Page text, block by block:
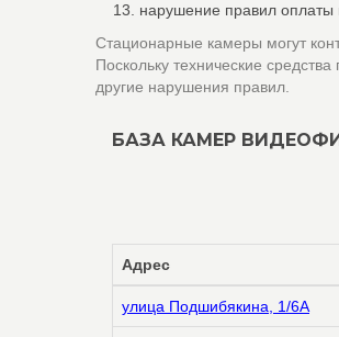
нарушение правил оплаты
Стационарные камеры могут
Поскольку технические
другие нарушения правил.
БАЗА КАМЕР
Адрес
улица Подшибякина, 1/6А